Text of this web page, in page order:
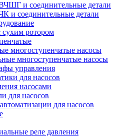
и соединительные детали
и соединительные детали
ротором
многоступенчатые насосы
многоступенчатые насосы
управления
для насосов
насосами
для насосов
для насосов
реле давления